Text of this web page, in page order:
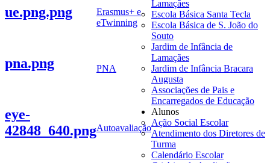
ue.png.png
Erasmus+ e
eTwinning
pna.png PNA
eye-
42848_640.pngAutoavaliação
Lamaçães
Escola Básica Santa Tecla
Escola Básica de S. João do
Souto
Jardim de Infância de
Lamaçães
Jardim de Infância Bracara
Augusta
Associações de Pais e
Encarregados de Educação
Alunos
Ação Social Escolar
Atendimento dos Diretores de
Turma
Calendário Escolar